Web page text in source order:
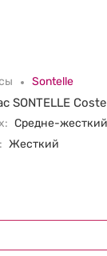
Sontelle
SONTELLE
Средне-жесткий
Жесткий